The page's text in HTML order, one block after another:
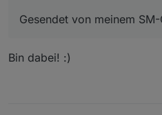
Gesendet von meinem
Bin dabei! :)